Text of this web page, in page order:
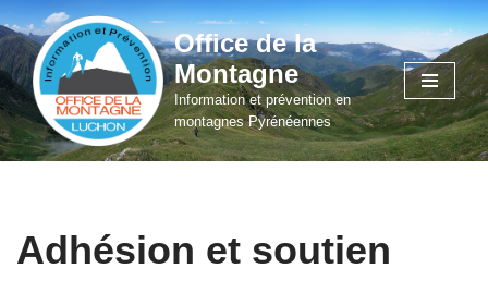
Aller
au
contenu
Office de la
Montagne
Information et prévention en
montagnes Pyrénéennes
Adhésion et soutien